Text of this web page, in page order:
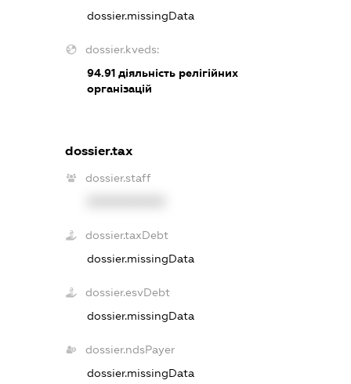
dossier.missingData
dossier.kveds:
94.91 діяльність релігійних
організацій
dossier.tax
dossier.staff
dossier.taxDebt
dossier.missingData
dossier.esvDebt
dossier.missingData
dossier.ndsPayer
dossier.missingData